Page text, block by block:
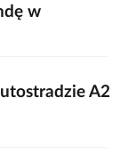
w
A2